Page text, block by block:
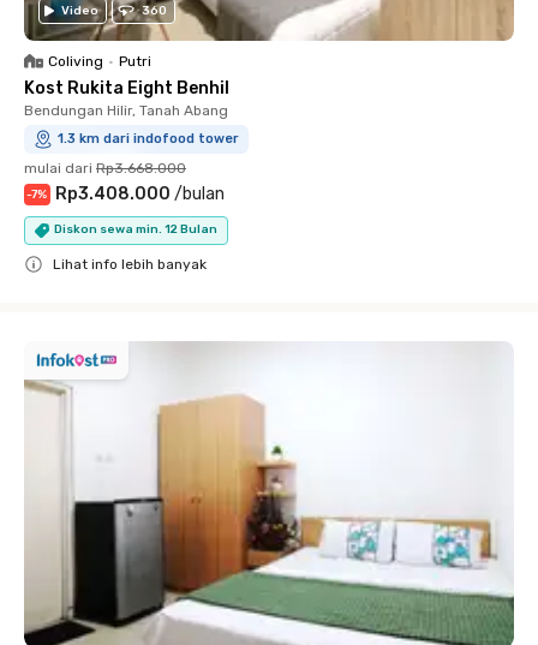
Video 360
Coliving • Putri
Kost Rukita Eight Benhil
Bendungan Hilir, Tanah Abang
1.3 km dari indofood tower
mulai dari Rp3.668.000
-7% Rp3.408.000 /bulan
Diskon sewa min. 12 Bulan
Lihat info lebih banyak